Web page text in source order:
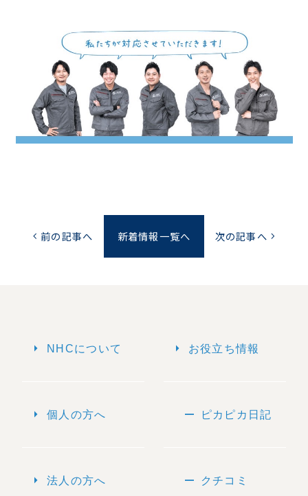
chevron_left 前の記事へ 新着情報一覧へ 次の記事へ chevron_right
arrow_right NHCについて
arrow_right 個人の方へ
arrow_right 法人の方へ
arrow_right お役立ち情報
remove ピカピカ日記
remove クチコミ